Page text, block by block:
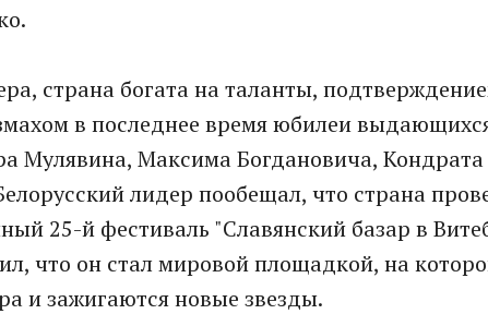
страна богата на таланты,
в последнее время юбилеи
Мулявина, Максима Богдановича, Кондрата
лидер пообещал, что страна
25-й фестиваль "Славянский базар в
что он стал мировой площадкой, на
и зажигаются новые звезды.